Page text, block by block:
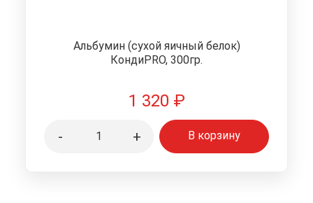
Альбумин (сухой яичный белок)
КондиPRO, 300гр.
1 320 ₽
- + В корзину